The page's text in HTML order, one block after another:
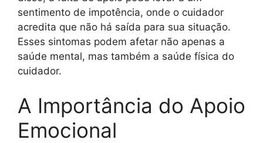
sentimento de impotência, onde o cuidador
acredita que não há saída para sua situação.
Esses sintomas podem afetar não apenas a
saúde mental, mas também a saúde física do
cuidador.
A Importância do Apoio
Emocional